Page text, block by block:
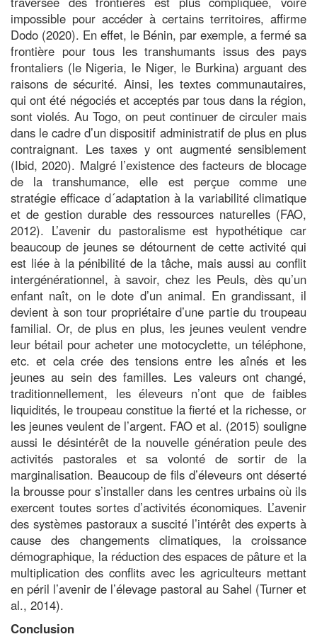
impossible pour accéder à certains territoires, affirme
Dodo (2020). En effet, le Bénin, par exemple, a fermé sa
frontière pour tous les transhumants issus des pays
frontaliers (le Nigeria, le Niger, le Burkina) arguant des
raisons de sécurité. Ainsi, les textes communautaires,
qui ont été négociés et acceptés par tous dans la région,
sont violés. Au Togo, on peut continuer de circuler mais
dans le cadre d’un dispositif administratif de plus en plus
contraignant. Les taxes y ont augmenté sensiblement
(Ibid, 2020). Malgré l’existence des facteurs de blocage
de la transhumance, elle est perçue comme une
stratégie efficace d´adaptation à la variabilité climatique
et de gestion durable des ressources naturelles (FAO,
2012). L’avenir du pastoralisme est hypothétique car
beaucoup de jeunes se détournent de cette activité qui
est liée à la pénibilité de la tâche, mais aussi au conflit
intergénérationnel, à savoir, chez les Peuls, dès qu’un
enfant naît, on le dote d’un animal. En grandissant, il
devient à son tour propriétaire d’une partie du troupeau
familial. Or, de plus en plus, les jeunes veulent vendre
leur bétail pour acheter une motocyclette, un téléphone,
etc. et cela crée des tensions entre les aînés et les
jeunes au sein des familles. Les valeurs ont changé,
traditionnellement, les éleveurs n’ont que de faibles
liquidités, le troupeau constitue la fierté et la richesse, or
les jeunes veulent de l’argent. FAO et al. (2015) souligne
aussi le désintérêt de la nouvelle génération peule des
activités pastorales et sa volonté de sortir de la
marginalisation. Beaucoup de fils d’éleveurs ont déserté
la brousse pour s’installer dans les centres urbains où ils
exercent toutes sortes d’activités économiques. L’avenir
des systèmes pastoraux a suscité l’intérêt des experts à
cause des changements climatiques, la croissance
démographique, la réduction des espaces de pâture et la
multiplication des conflits avec les agriculteurs mettant
en péril l’avenir de l’élevage pastoral au Sahel (Turner et
al., 2014).
Conclusion